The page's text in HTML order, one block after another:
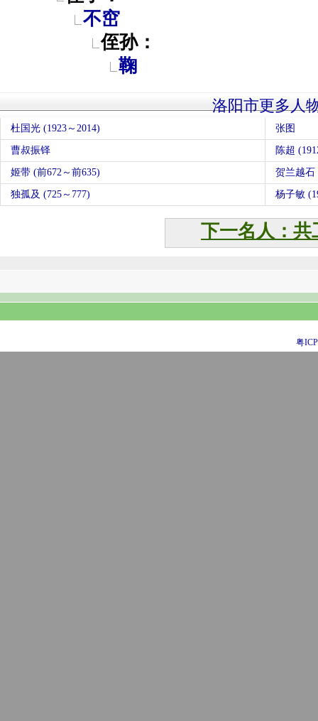
不窋
侄孙：
鞠
洛阳市更多人
杜国光 (1923～2014) 张图
曹叔振铎 陈超
姬带 (前672～前635) 贺兰越石
独孤及 (725～777) 杨子敏
下一名人：共
粤